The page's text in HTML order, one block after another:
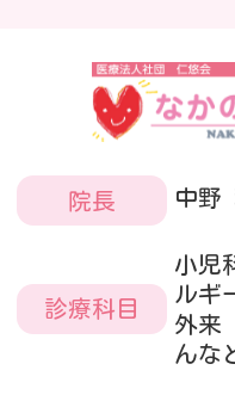
院長 中野
診療科目
小児
ルギ
外来
んな